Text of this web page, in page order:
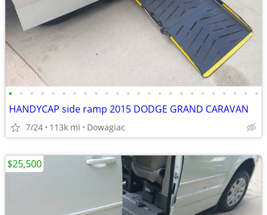
• • • • • • • • • • • • • • • • • • • • • • • •
HANDYCAP side ramp 2015 DODGE GRAND CARAVAN
7/24 113k mi Dowagiac
$25,500